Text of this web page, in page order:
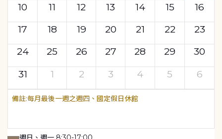
10
11 12 13 14 15
16
17
18 19 20 21 22
23
24
25 26 27 28 29
30
31
1 2 3 4 5 6
每月最後一週之週四、國定假日休館